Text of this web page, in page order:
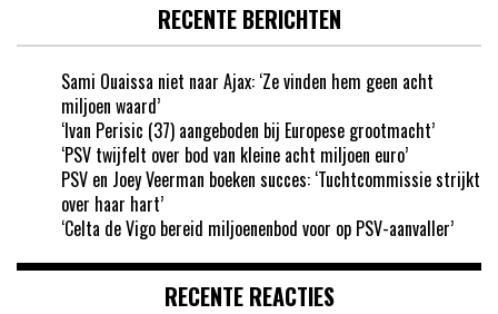
RECENTE BERICHTEN
Sami Ouaissa niet naar Ajax: ‘Ze vinden hem geen acht
miljoen waard’
‘Ivan Perisic (37) aangeboden bij Europese grootmacht’
‘PSV twijfelt over bod van kleine acht miljoen euro’
PSV en Joey Veerman boeken succes: ‘Tuchtcommissie strijkt
over haar hart’
‘Celta de Vigo bereid miljoenenbod voor op PSV-aanvaller’
RECENTE REACTIES